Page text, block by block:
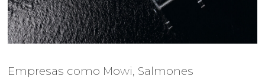
Empresas como Mowi, Salmones